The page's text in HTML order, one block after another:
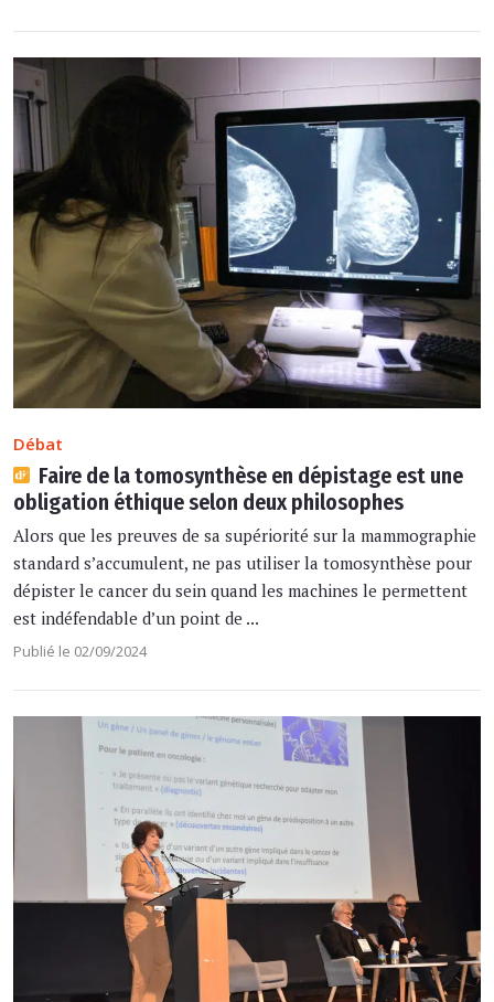
Débat
Faire de la tomosynthèse en dépistage est une
obligation éthique selon deux philosophes
Alors que les preuves de sa supériorité sur la mammographie
standard s’accumulent, ne pas utiliser la tomosynthèse pour
dépister le cancer du sein quand les machines le permettent
est indéfendable d’un point de ...
Publié le 02/09/2024